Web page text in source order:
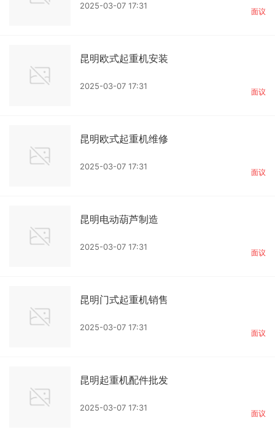
面议
2025-03-07 17:31
昆明欧式起重机安装
面议
2025-03-07 17:31
昆明欧式起重机维修
面议
2025-03-07 17:31
昆明电动葫芦制造
面议
2025-03-07 17:31
昆明门式起重机销售
面议
2025-03-07 17:31
昆明起重机配件批发
面议
2025-03-07 17:31